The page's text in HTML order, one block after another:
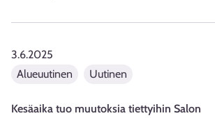
3.6.2025
Alueuutinen
Uutinen
Kesäaika tuo muutoksia tiettyihin Salon